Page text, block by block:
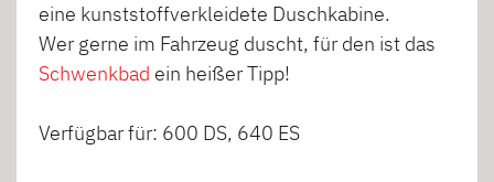
eine kunststoffverkleidete Duschkabine.
Wer gerne im Fahrzeug duscht, für den ist das
Schwenkbad ein heißer Tipp!
Verfügbar für: 600 DS, 640 ES